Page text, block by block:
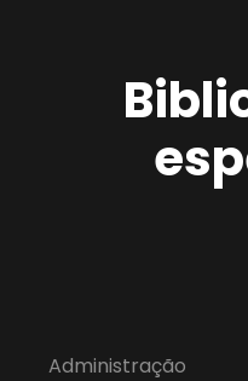
Administração